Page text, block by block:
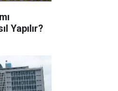
Yapılır?